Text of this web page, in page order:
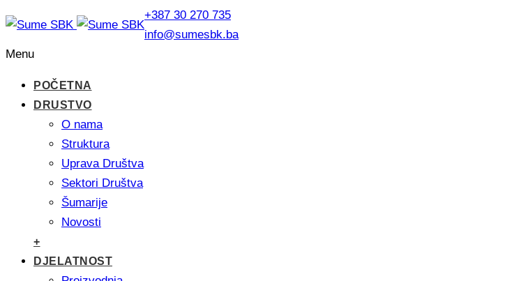
+387 30 270 735
info@sumesbk.ba
Menu
POČETNA
DRUSTVO
O nama
Struktura
Uprava Društva
Sektori Društva
Šumarije
Novosti
+
DJELATNOST